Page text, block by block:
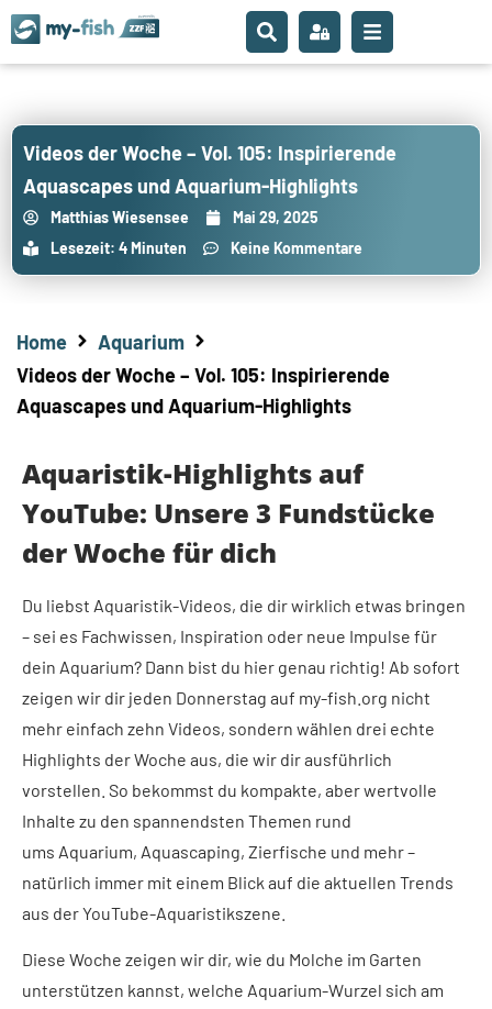
Videos der Woche – Vol. 105: Inspirierende
Aquascapes und Aquarium-Highlights
Matthias Wiesensee
Mai 29, 2025
Lesezeit: 4 Minuten
Keine Kommentare
Home
Aquarium
Videos der Woche – Vol. 105: Inspirierende
Aquascapes und Aquarium-Highlights
Aquaristik-Highlights auf
YouTube: Unsere 3 Fundstücke
der Woche für dich
Du liebst Aquaristik-Videos, die dir wirklich etwas bringen
– sei es Fachwissen, Inspiration oder neue Impulse für
dein Aquarium? Dann bist du hier genau richtig! Ab sofort
zeigen wir dir jeden Donnerstag auf my-fish.org nicht
mehr einfach zehn Videos, sondern wählen drei echte
Highlights der Woche aus, die wir dir ausführlich
vorstellen. So bekommst du kompakte, aber wertvolle
Inhalte zu den spannendsten Themen rund
ums Aquarium, Aquascaping, Zierfische und mehr –
natürlich immer mit einem Blick auf die aktuellen Trends
aus der YouTube-Aquaristikszene.
Diese Woche zeigen wir dir, wie du Molche im Garten
unterstützen kannst, welche Aquarium-Wurzel sich am